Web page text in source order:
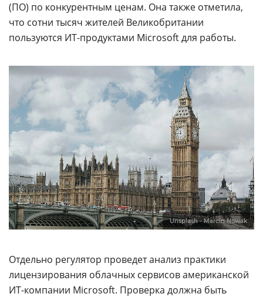
(ПО) по конкурентным ценам. Она также отметила,
что сотни тысяч жителей Великобритании
пользуются ИТ-продуктами Microsoft для работы.
Unsplash - Marcin Nowak
Отдельно регулятор проведет анализ практики
лицензирования облачных сервисов американской
ИТ-компании Microsoft. Проверка должна быть